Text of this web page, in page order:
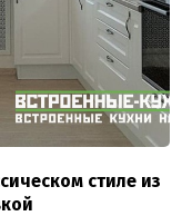
стиле из